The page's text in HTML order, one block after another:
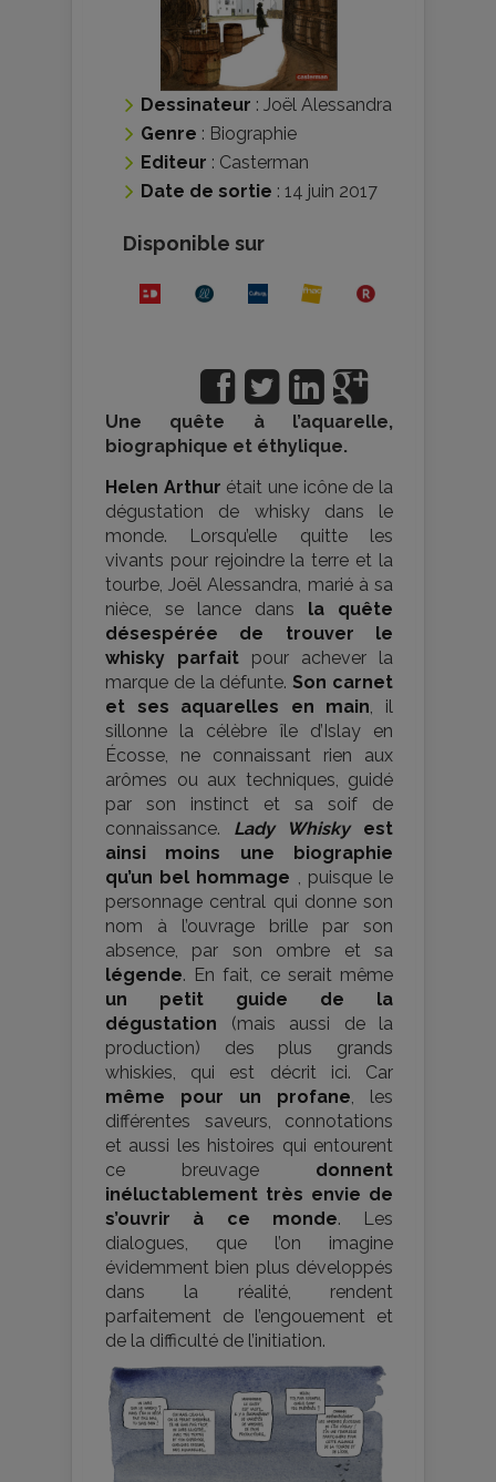
Dessinateur : Joël Alessandra
Genre : Biographie
Editeur : Casterman
Date de sortie : 14 juin 2017
Disponible sur
Une quête à l’aquarelle,
biographique et éthylique.
Helen Arthur était une icône de la
dégustation de whisky dans le
monde. Lorsqu’elle quitte les
vivants pour rejoindre la terre et la
tourbe, Joël Alessandra, marié à sa
nièce, se lance dans la quête
désespérée de trouver le
whisky parfait pour achever la
marque de la défunte. Son carnet
et ses aquarelles en main, il
sillonne la célèbre île d’Islay en
Écosse, ne connaissant rien aux
arômes ou aux techniques, guidé
par son instinct et sa soif de
connaissance. Lady Whiskyest
ainsi moins une biographie
qu’un bel hommage , puisque le
personnage central qui donne son
nom à l’ouvrage brille par son
absence, par son ombre et sa
légende. En fait, ce serait même
un petit guide de la
dégustation (mais aussi de la
production) des plus grands
whiskies, qui est décrit ici. Car
même pour un profane, les
différentes saveurs, connotations
et aussi les histoires qui entourent
ce breuvage donnent
inéluctablement très envie de
s’ouvrir à ce monde. Les
dialogues, que l’on imagine
évidemment bien plus développés
dans la réalité, rendent
parfaitement de l’engouement et
de la difficulté de l’initiation.